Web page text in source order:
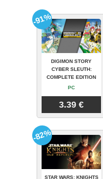
DIGIMON STORY
CYBER SLEUTH:
COMPLETE EDITION
PC
3.39 €
-91%
STAR WARS: KNIGHTS
-82%